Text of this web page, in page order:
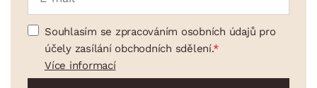
Souhlasím se zpracováním osobních údajů pro
účely zasílání obchodních sdělení.
Více informací